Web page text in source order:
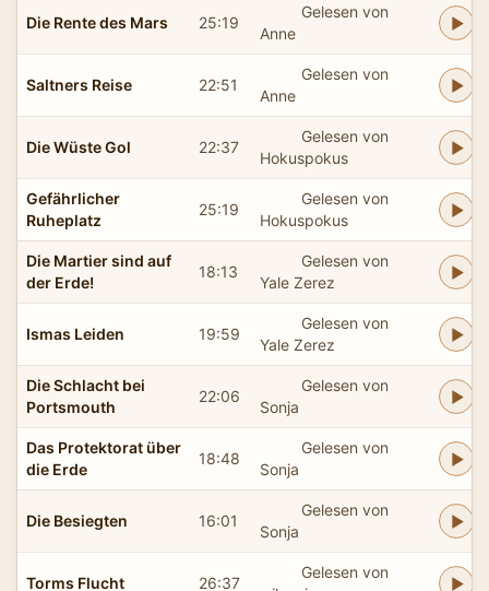
Die Rente des Mars 25:19
Gelesen von
Anne
Saltners Reise 22:51
Gelesen von
Anne
Die Wüste Gol 22:37
Gelesen von
Hokuspokus
Gefährlicher
Ruheplatz
25:19
Gelesen von
Hokuspokus
Die Martier sind auf
der Erde!
18:13
Gelesen von
Yale Zerez
Ismas Leiden 19:59
Gelesen von
Yale Zerez
Die Schlacht bei
Portsmouth
22:06
Gelesen von
Sonja
Das Protektorat über
die Erde
18:48
Gelesen von
Sonja
Die Besiegten 16:01
Gelesen von
Sonja
Torms Flucht 26:37
Gelesen von